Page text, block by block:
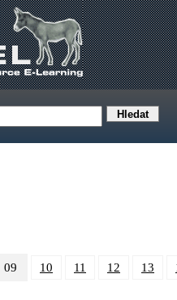
09 10 11 12 13